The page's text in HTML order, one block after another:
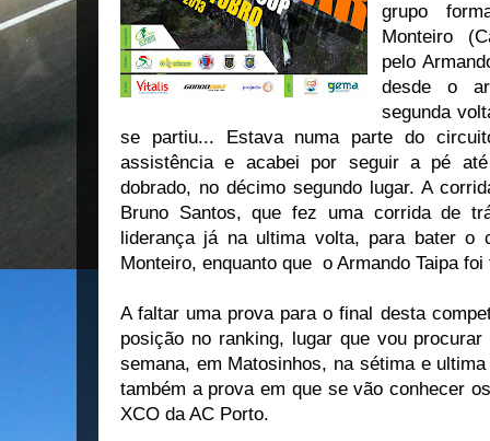
grupo
Monteiro
pelo
desde o
segunda
se partiu... Estava numa parte do
assistência e acabei por seguir a pé
dobrado, no décimo segundo lugar. A
Bruno Santos, que fez uma corrida de
liderança já na ultima volta, para bater o
Monteiro, enquanto que o Armando Taipa
A faltar uma prova para o final desta
posição no ranking, lugar que vou
semana, em Matosinhos, na sétima e
também a prova em que se vão conhecer
XCO da AC Porto.